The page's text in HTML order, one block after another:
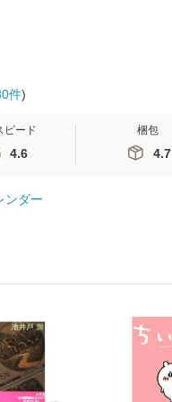
件)
ピード
4.6
梱包
4.7
ンダー